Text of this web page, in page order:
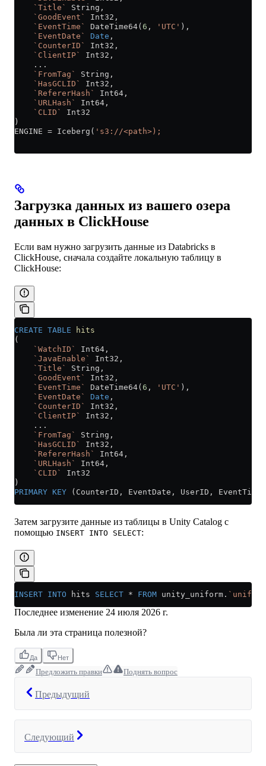
    `Title`
String,
    `GoodEvent`
Int32,
    `EventTime`
DateTime64(6 , 'UTC' ),
    `EventDate`
Date ,
    `CounterID`
Int32,
    `ClientIP`
Int32,
    ...
    `FromTag`
String,
    `HasGCLID`
Int32,
    `RefererHash`
Int64,
    `URLHash`
Int64,
    `CLID`
Int32
)
ENGINE = Iceberg( 's3://<path>);
Загрузка данных из вашего озера
данных в ClickHouse
Если вам нужно загрузить данные из Databricks в
ClickHouse, сначала создайте локальную таблицу в
ClickHouse:
CREATE TABLE hits
(
    `WatchID`
Int64,
    `JavaEnable`
Int32,
    `Title`
String,
    `GoodEvent`
Int32,
    `EventTime`
DateTime64(6 , 'UTC' ),
    `EventDate`
Date ,
    `CounterID`
Int32,
    `ClientIP`
Int32,
    ...
    `FromTag`
String,
    `HasGCLID`
Int32,
    `RefererHash`
Int64,
    `URLHash`
Int64,
    `CLID`
Int32
)
PRIMARY KEY (CounterID, EventDate, UserID,
Затем загрузите данные из таблицы в Unity Catalog с
помощью INSERT INTO SELECT:
INSERT INTO hits SELECT * FROM unity_uniform.
Последнее изменение 24 июля 2026 г.
Была ли эта страница полезной?
Да Нет
Предложить правки Поднять вопрос
Предыдущий
Следующий